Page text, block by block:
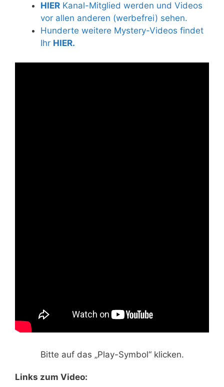
HIER Kanal-Mitglied werden und Videos
vor allen anderen (werbefrei) sehen.
Hunderte weitere Mystery-Videos findet
Ihr HIER.
Bitte auf das „Play-Symbol“ klicken.
Links zum Video: